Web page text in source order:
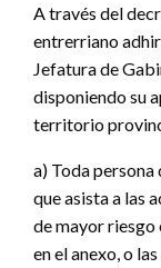
A través del
entrerriano
Jefatura de
disponiendo su
territorio
a) Toda persona
que asista a las
de mayor
en el anexo, o